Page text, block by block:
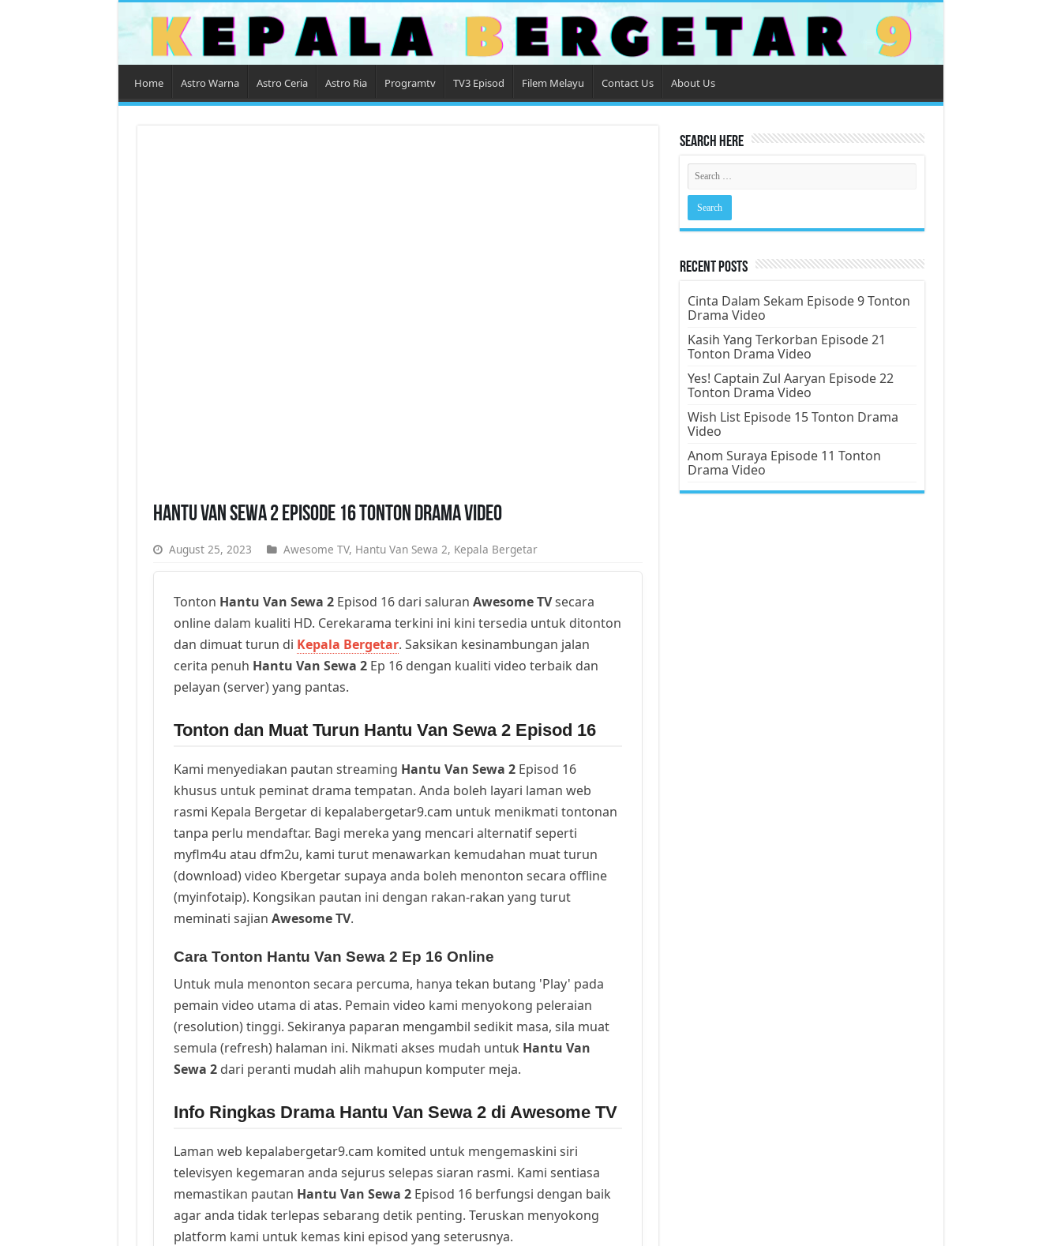
Home Astro Warna Astro Ceria Astro Ria Programtv TV3 Episod Filem Melayu Contact Us About Us
Hantu Van Sewa 2 Episode 16 Tonton Drama Video
August 25, 2023 Awesome TV, Hantu Van Sewa 2, Kepala Bergetar
Tonton Hantu Van Sewa 2Episod 16 dari saluran Awesome TVsecara
online dalam kualiti HD. Cerekarama terkini ini kini tersedia untuk ditonton
dan dimuat turun di Kepala Bergetar. Saksikan kesinambungan jalan
cerita penuh Hantu Van Sewa 2Ep 16 dengan kualiti video terbaik dan
pelayan (server) yang pantas.
Tonton dan Muat Turun Hantu Van Sewa 2 Episod 16
Kami menyediakan pautan streaming Hantu Van Sewa 2Episod 16
khusus untuk peminat drama tempatan. Anda boleh layari laman web
rasmi Kepala Bergetar di kepalabergetar9.cam untuk menikmati tontonan
tanpa perlu mendaftar. Bagi mereka yang mencari alternatif seperti
myflm4u atau dfm2u, kami turut menawarkan kemudahan muat turun
(download) video Kbergetar supaya anda boleh menonton secara offline
(myinfotaip). Kongsikan pautan ini dengan rakan-rakan yang turut
meminati sajian Awesome TV.
Cara Tonton Hantu Van Sewa 2 Ep 16 Online
Untuk mula menonton secara percuma, hanya tekan butang 'Play' pada
pemain video utama di atas. Pemain video kami menyokong peleraian
(resolution) tinggi. Sekiranya paparan mengambil sedikit masa, sila muat
semula (refresh) halaman ini. Nikmati akses mudah untuk Hantu Van
Sewa 2dari peranti mudah alih mahupun komputer meja.
Info Ringkas Drama Hantu Van Sewa 2 di Awesome TV
Laman web kepalabergetar9.cam komited untuk mengemaskini siri
televisyen kegemaran anda sejurus selepas siaran rasmi. Kami sentiasa
memastikan pautan Hantu Van Sewa 2Episod 16 berfungsi dengan baik
agar anda tidak terlepas sebarang detik penting. Teruskan menyokong
platform kami untuk kemas kini episod yang seterusnya.
Search Here
Recent Posts
Cinta Dalam Sekam Episode 9 Tonton
Drama Video
Kasih Yang Terkorban Episode 21
Tonton Drama Video
Yes! Captain Zul Aaryan Episode 22
Tonton Drama Video
Wish List Episode 15 Tonton Drama
Video
Anom Suraya Episode 11 Tonton
Drama Video